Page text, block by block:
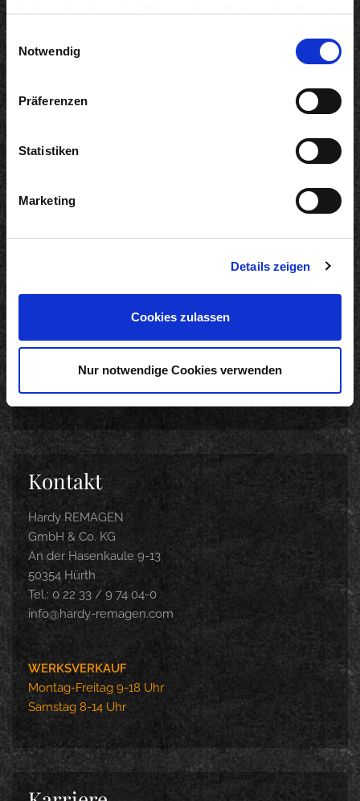
haben oder die sie im Rahmen Ihrer Nutzung der Dienste
Cookies, wenn Sie unsere Webseite weiterhin nutzen.
Notwendig
Präferenzen
Statistiken
Marketing
Details zeigen
Cookies zulassen
Nur notwendige Cookies verwenden
22.04.2026
18.03.2026
Produkte
Karriere
Kontakt
Hardy REMAGEN
GmbH & Co. KG
An der Hasenkaule 9-13
50354 Hürth
Tel.: 0 22 33 / 9 74 04-0
info@hardy-remagen.com
WERKSVERKAUF
Montag-Freitag 9-18 Uhr
Samstag 8-14 Uhr